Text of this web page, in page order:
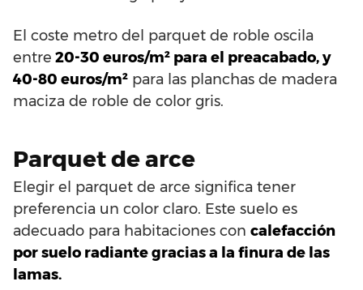
El coste metro del parquet de roble oscila
entre 20-30 euros/m² para el preacabado, y
40-80 euros/m² para las planchas de madera
maciza de roble de color gris.
Parquet de arce
Elegir el parquet de arce significa tener
preferencia un color claro. Este suelo es
adecuado para habitaciones con calefacción
por suelo radiante gracias a la finura de las
lamas.